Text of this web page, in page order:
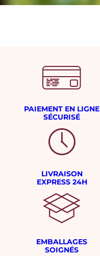
PAIEMENT EN LIGNE
SÉCURISÉ
LIVRAISON
EXPRESS 24H
EMBALLAGES
SOIGNÉS